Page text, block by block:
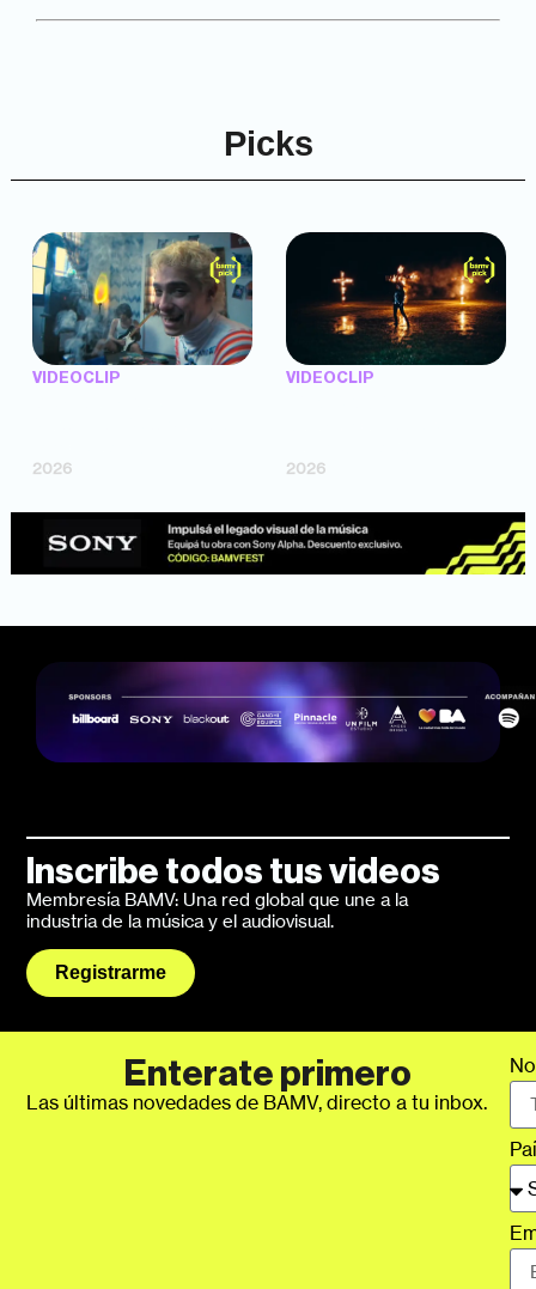
Picks
VIDEOCLIP
2026
VIDEOCLIP
2026
Inscribe todos tus videos
Membresía BAMV: Una red global que une a la
industria de la música y el audiovisual.
Registrarme
Enterate primero
Las últimas novedades de BAMV, directo a tu inbox.